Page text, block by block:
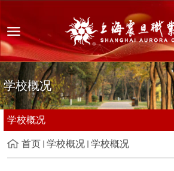
学校概况
学校概况
首页 学校概况 学校概况